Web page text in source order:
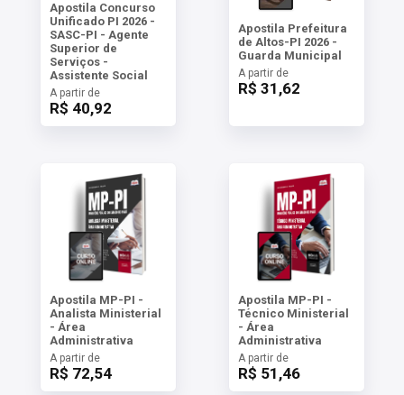
Apostila Concurso
Unificado PI 2026 -
SASC-PI - Agente
Superior de
Serviços -
Assistente Social
A partir de
R$ 40,92
Apostila Prefeitura
de Altos-PI 2026 -
Guarda Municipal
A partir de
R$ 31,62
Apostila MP-PI -
Analista Ministerial
- Área
Administrativa
A partir de
R$ 72,54
Apostila MP-PI -
Técnico Ministerial
- Área
Administrativa
A partir de
R$ 51,46